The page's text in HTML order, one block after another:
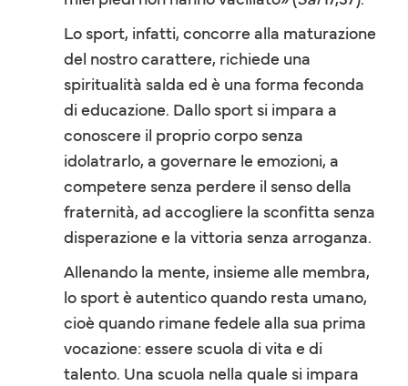
Lo sport, infatti, concorre alla maturazione
del nostro carattere, richiede una
spiritualità salda ed è una forma feconda
di educazione. Dallo sport si impara a
conoscere il proprio corpo senza
idolatrarlo, a governare le emozioni, a
competere senza perdere il senso della
fraternità, ad accogliere la sconfitta senza
disperazione e la vittoria senza arroganza.
Allenando la mente, insieme alle membra,
lo sport è autentico quando resta umano,
cioè quando rimane fedele alla sua prima
vocazione: essere scuola di vita e di
talento. Una scuola nella quale si impara